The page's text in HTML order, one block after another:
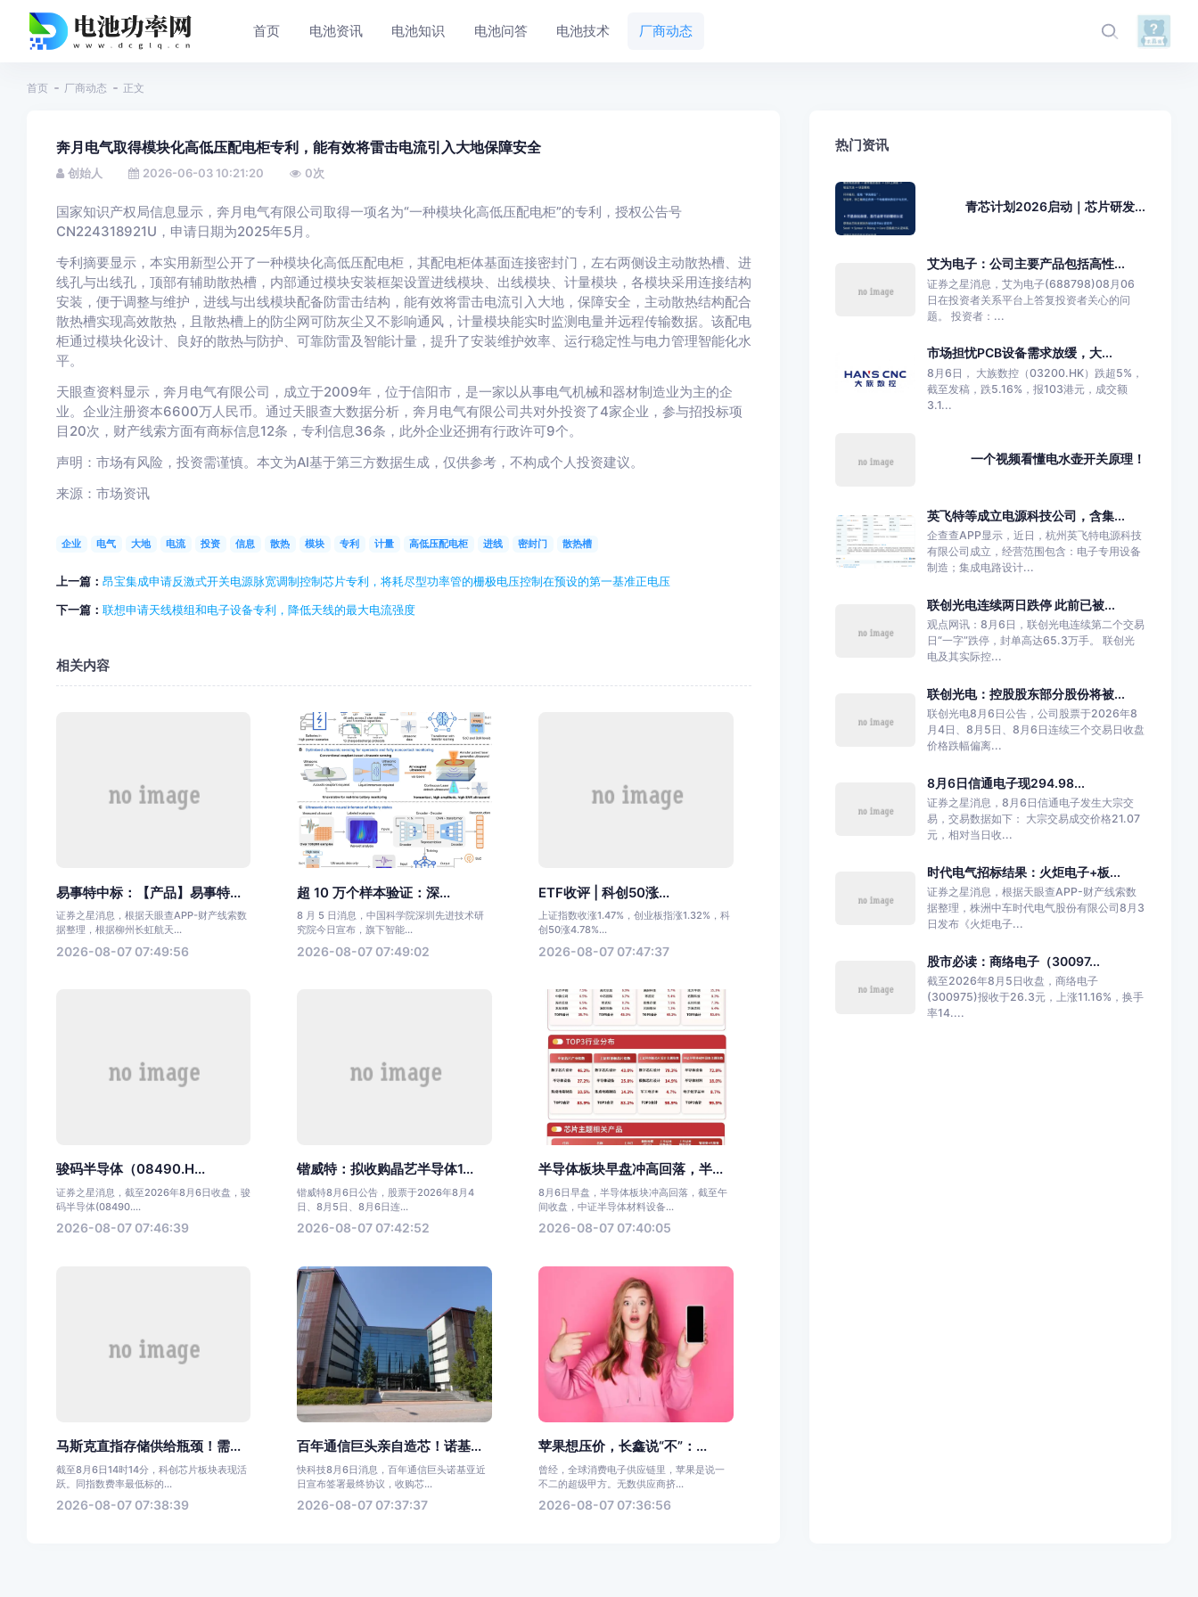
首页 电池资讯 电池知识 电池问答 电池技术 厂商动态
首页 厂商动态 正文
奔月电气取得模块化高低压配电柜专利，能有效将雷击电流引入大地保障安全
创始人 2026-06-03 10:21:20 0次
国家知识产权局信息显示，奔月电气有限公司取得一项名为“一种模块化高低压配电柜”的专利，授权公告号
CN224318921U，申请日期为2025年5月。
专利摘要显示，本实用新型公开了一种模块化高低压配电柜，其配电柜体基面连接密封门，左右两侧设主动散热槽、进
线孔与出线孔，顶部有辅助散热槽，内部通过模块安装框架设置进线模块、出线模块、计量模块，各模块采用连接结构
安装，便于调整与维护，进线与出线模块配备防雷击结构，能有效将雷击电流引入大地，保障安全，主动散热结构配合
散热槽实现高效散热，且散热槽上的防尘网可防灰尘又不影响通风，计量模块能实时监测电量并远程传输数据。该配电
柜通过模块化设计、良好的散热与防护、可靠防雷及智能计量，提升了安装维护效率、运行稳定性与电力管理智能化水
平。
天眼查资料显示，奔月电气有限公司，成立于2009年，位于信阳市，是一家以从事电气机械和器材制造业为主的企
业。企业注册资本6600万人民币。通过天眼查大数据分析，奔月电气有限公司共对外投资了4家企业，参与招投标项
目20次，财产线索方面有商标信息12条，专利信息36条，此外企业还拥有行政许可9个。
声明：市场有风险，投资需谨慎。本文为AI基于第三方数据生成，仅供参考，不构成个人投资建议。
来源：市场资讯
企业 电气 大地 电流 投资 信息 散热 模块 专利 计量 高低压配电柜 进线 密封门 散热槽
上一篇： 昂宝集成申请反激式开关电源脉宽调制控制芯片专利，将耗尽型功率管的栅极电压控制在预设的第一基准正电压
下一篇： 联想申请天线模组和电子设备专利，降低天线的最大电流强度
相关内容
易事特中标：【产品】易事特...
证券之星消息，根据天眼查APP-财产线索数
据整理，根据柳州长虹航天...
2026-08-07 07:49:56
超 10 万个样本验证：深...
8 月 5 日消息，中国科学院深圳先进技术研
究院今日宣布，旗下智能...
2026-08-07 07:49:02
ETF收评 | 科创50涨...
上证指数收涨1.47%，创业板指涨1.32%，科
创50涨4.78%...
2026-08-07 07:47:37
骏码半导体（08490.H...
证券之星消息，截至2026年8月6日收盘，骏
码半导体(08490....
2026-08-07 07:46:39
锴威特：拟收购晶艺半导体1...
锴威特8月6日公告，股票于2026年8月4
日、8月5日、8月6日连...
2026-08-07 07:42:52
半导体板块早盘冲高回落，半...
8月6日早盘，半导体板块冲高回落，截至午
间收盘，中证半导体材料设备...
2026-08-07 07:40:05
马斯克直指存储供给瓶颈！需...
截至8月6日14时14分，科创芯片板块表现活
跃。同指数费率最低标的...
2026-08-07 07:38:39
百年通信巨头亲自造芯！诺基...
快科技8月6日消息，百年通信巨头诺基亚近
日宣布签署最终协议，收购芯...
2026-08-07 07:37:37
苹果想压价，长鑫说“不”：...
曾经，全球消费电子供应链里，苹果是说一
不二的超级甲方。无数供应商挤...
2026-08-07 07:36:56
热门资讯
青芯计划2026启动｜芯片研发...
艾为电子：公司主要产品包括高性...
证券之星消息，艾为电子(688798)08月06
日在投资者关系平台上答复投资者关心的问
题。 投资者：...
市场担忧PCB设备需求放缓，大...
8月6日， 大族数控（03200.HK）跌超5%，
截至发稿，跌5.16%，报103港元，成交额
3.1...
一个视频看懂电水壶开关原理！
英飞特等成立电源科技公司，含集...
企查查APP显示，近日，杭州英飞特电源科技
有限公司成立，经营范围包含：电子专用设备
制造；集成电路设计...
联创光电连续两日跌停 此前已被...
观点网讯：8月6日，联创光电连续第二个交易
日“一字”跌停，封单高达65.3万手。 联创光
电及其实际控...
联创光电：控股股东部分股份将被...
联创光电8月6日公告，公司股票于2026年8
月4日、8月5日、8月6日连续三个交易日收盘
价格跌幅偏离...
8月6日信通电子现294.98...
证券之星消息，8月6日信通电子发生大宗交
易，交易数据如下： 大宗交易成交价格21.07
元，相对当日收...
时代电气招标结果：火炬电子+板...
证券之星消息，根据天眼查APP-财产线索数
据整理，株洲中车时代电气股份有限公司8月3
日发布《火炬电子...
股市必读：商络电子（30097...
截至2026年8月5日收盘，商络电子
(300975)报收于26.3元，上涨11.16%，换手
率14....